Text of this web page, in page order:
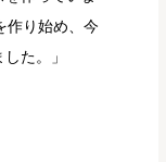
作り始め、今
た。」